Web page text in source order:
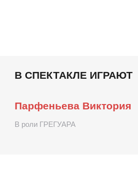
В СПЕКТАКЛЕ ИГРАЮТ
Парфеньева Виктория
В роли ГРЕГУАРА